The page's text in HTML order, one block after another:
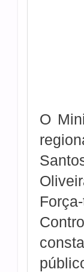
O